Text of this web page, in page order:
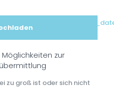
zur
zu groß ist oder sich nicht